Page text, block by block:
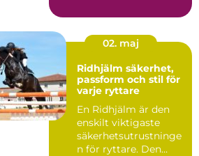
utvecklats ...
02. maj
Ridhjälm säkerhet,
passform och stil för
varje ryttare
En Ridhjälm är den
enskilt viktigaste
säkerhetsutrustninge
n för ryttare. Den